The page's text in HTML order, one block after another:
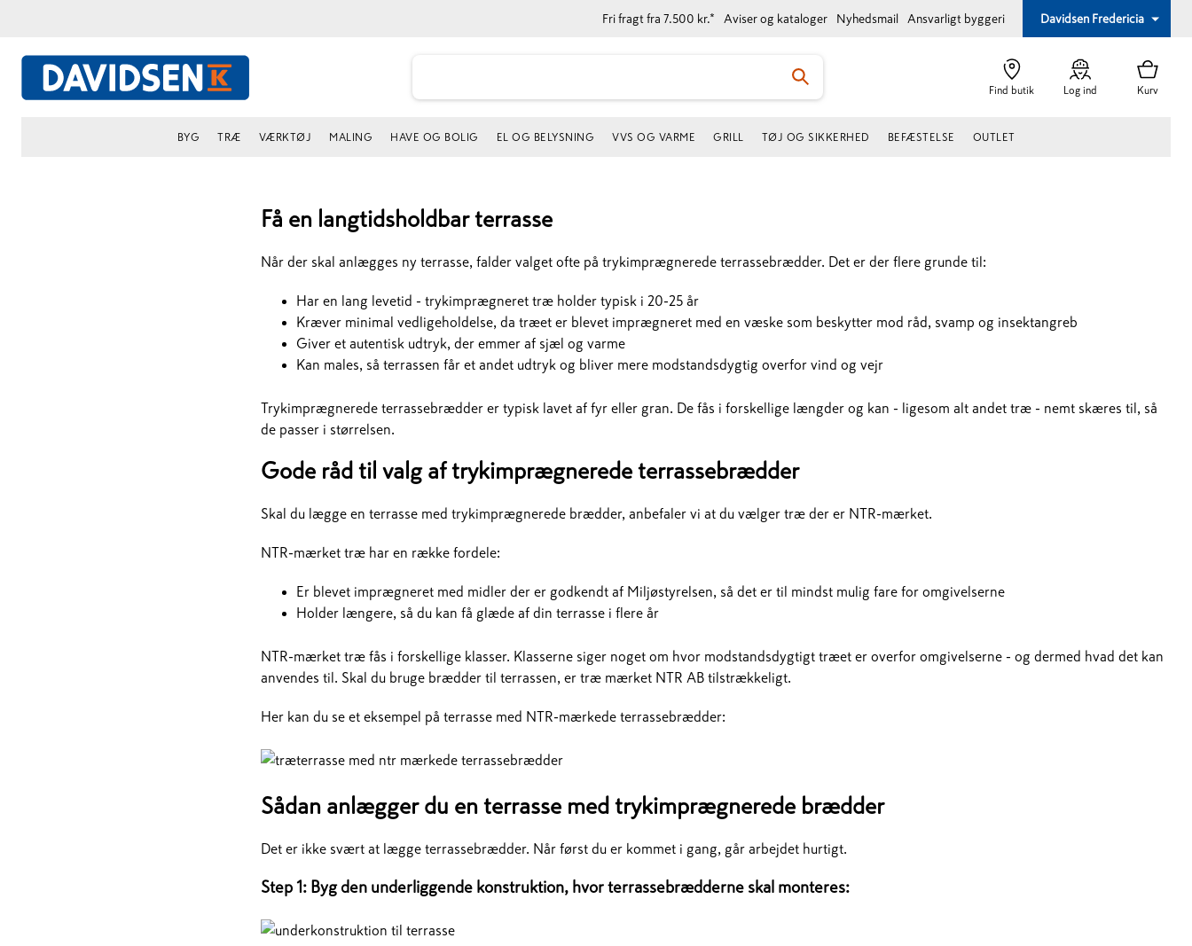
Fri fragt fra 7.500 kr.* Aviser og kataloger Nyhedsmail Ansvarligt byggeri Davidsen Fredericia
Find butik Log ind Kurv
BYG TRÆ VÆRKTØJ MALING HAVE OG BOLIG EL OG BELYSNING VVS OG VARME GRILL TØJ OG SIKKERHED BEFÆSTELSE OUTLET
Få en langtidsholdbar terrasse
Når der skal anlægges ny terrasse, falder valget ofte på trykimprægnerede terrassebrædder. Det er der flere grunde til:
Har en lang levetid - trykimprægneret træ holder typisk i 20-25 år
Kræver minimal vedligeholdelse, da træet er blevet imprægneret med en væske som beskytter mod råd, svamp og insektangreb
Giver et autentisk udtryk, der emmer af sjæl og varme
Kan males, så terrassen får et andet udtryk og bliver mere modstandsdygtig overfor vind og vejr
Trykimprægnerede terrassebrædder er typisk lavet af fyr eller gran. De fås i forskellige længder og kan - ligesom alt andet træ - nemt skæres til, så
de passer i størrelsen.
Gode råd til valg af trykimprægnerede terrassebrædder
Skal du lægge en terrasse med trykimprægnerede brædder, anbefaler vi at du vælger træ der er NTR-mærket.
NTR-mærket træ har en række fordele:
Er blevet imprægneret med midler der er godkendt af Miljøstyrelsen, så det er til mindst mulig fare for omgivelserne
Holder længere, så du kan få glæde af din terrasse i flere år
NTR-mærket træ fås i forskellige klasser. Klasserne siger noget om hvor modstandsdygtigt træet er overfor omgivelserne - og dermed hvad det kan
anvendes til. Skal du bruge brædder til terrassen, er træ mærket NTR AB tilstrækkeligt.
Her kan du se et eksempel på terrasse med NTR-mærkede terrassebrædder:
Sådan anlægger du en terrasse med trykimprægnerede brædder
Det er ikke svært at lægge terrassebrædder. Når først du er kommet i gang, går arbejdet hurtigt.
Step 1: Byg den underliggende konstruktion, hvor terrassebrædderne skal monteres: